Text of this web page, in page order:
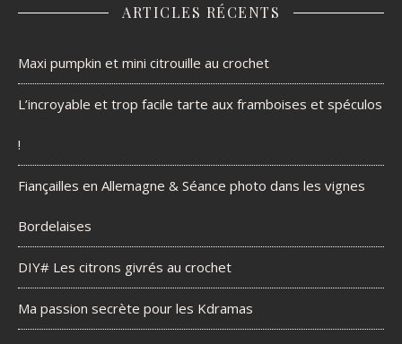
ARTICLES RÉCENTS
Maxi pumpkin et mini citrouille au crochet
L’incroyable et trop facile tarte aux framboises et spéculos
!
Fiançailles en Allemagne & Séance photo dans les vignes
Bordelaises
DIY# Les citrons givrés au crochet
Ma passion secrète pour les Kdramas